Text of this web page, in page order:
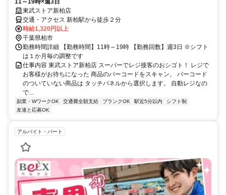
11～19時×週3日
東武ストア新柏店
交通・アクセス 新柏駅から徒歩２分
時給1,320円以上
千葉県柏市
勤務時間詳細 【勤務時間】11時～19時 【勤務回数】週3日 ※シフト
は１か月毎の調整です
仕事内容 東武ストア新柏店 スーパーでレジ接客のおシゴト！ レジで
お客様がお待ちになった 商品のバーコードをスキャン。 バーコード
のついていない商品は タッチパネルから選択します。 自動レジなの
で...
副業・WワークOK 交通費全額支給 ブランクOK 駅近5分以内
シフト制
友達と応募OK
アルバイト・パート